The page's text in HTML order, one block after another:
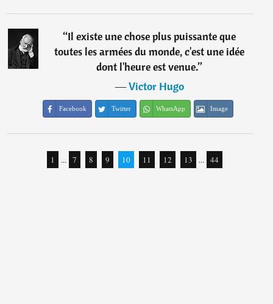
“Il existe une chose plus puissante que
toutes les armées du monde, c'est une idée
dont l'heure est venue.”
―Victor Hugo
Facebook Twitter WhatsApp Image
1 ... 7 8 9 10 11 12 13 ... 44